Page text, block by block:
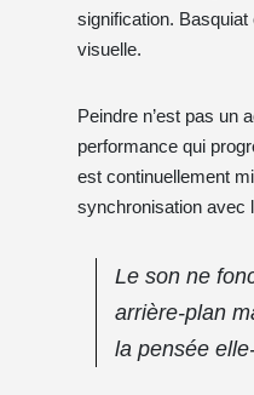
signification.
visuelle.
Peindre n’est pas un
performance qui
est continuellement
synchronisation avec
Le son ne
arrière-plan
la pensée